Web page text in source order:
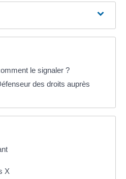
le signaler ?
des droits auprès
X